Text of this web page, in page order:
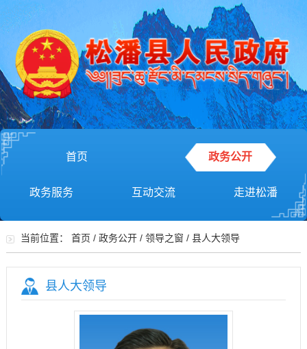
首页 政务公开
政务服务 互动交流 走进松潘
当前位置： 首页 / 政务公开/ 领导之窗 / 县人大领导
县人大领导